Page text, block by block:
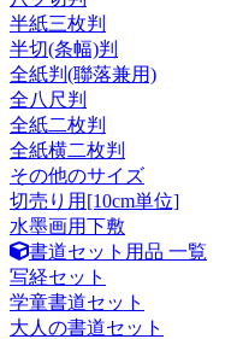
半紙三枚判
半切(条幅)判
全紙判(聯落兼用)
全八尺判
全紙二枚判
全紙横二枚判
その他のサイズ
切売り用[10cm単位]
水墨画用下敷
書道セット用品 一覧
写経セット
学童書道セット
大人の書道セット